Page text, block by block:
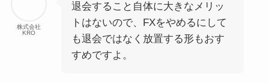
株式会社
KRO
退会すること自体に大きなメリッ
トはないので、FXをやめるにして
も退会ではなく放置する形もおす
すめですよ。